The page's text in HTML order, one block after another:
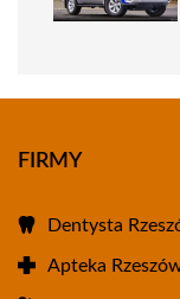
FIRMY
Dentysta
Apteka